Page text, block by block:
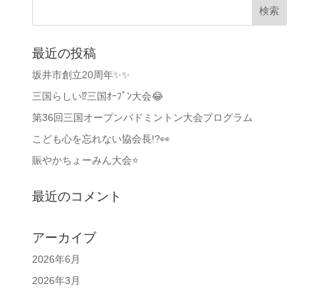
最近の投稿
坂井市創立20周年✨✨
三国らしい⁉️三国ｵｰﾌﾟﾝ大会😂
第36回三国オープンバドミントン大会プログラム
こども心を忘れない協会長!?👀
賑やかちょーみん大会⭐
最近のコメント
アーカイブ
2026年6月
2026年3月